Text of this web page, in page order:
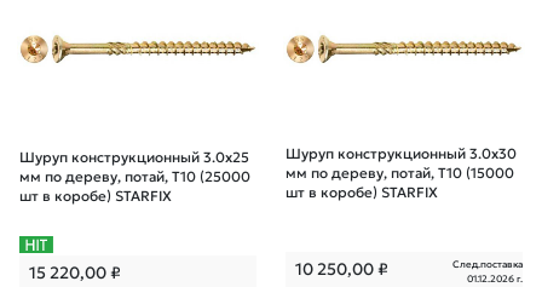
Шуруп конструкционный 3.0х25
мм по дереву, потай, T10 (25000
шт в коробе) STARFIX
15 220,00₽
Шуруп конструкционный 3.0х30
мм по дереву, потай, T10 (15000
шт в коробе) STARFIX
10 250,00₽
След.поставка
01.12.2026 г.